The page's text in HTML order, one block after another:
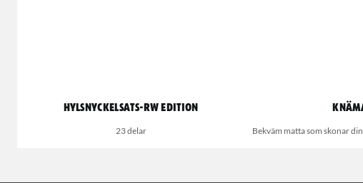
Hylsnyckelsats-RW Edition
23 delar Bekväm matta som skonar